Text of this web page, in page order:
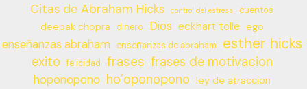
Citas de Abraham Hicks control del estress cuentos
deepak chopra dinero Dios eckhart tolle ego
enseñanzas abraham enseñanzas de abraham esther hicks
exito felicidad frases frases de motivacion
hoponopono ho’oponopono ley de atraccion